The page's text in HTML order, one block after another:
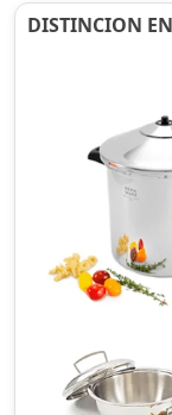
DISTINCION